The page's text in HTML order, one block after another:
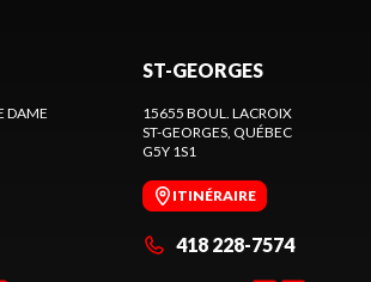
DAME
ST-GEORGES
15655 BOUL. LACROIX
ST-GEORGES, QUÉBEC
G5Y 1S1
ITINÉRAIRE
418 228-7574